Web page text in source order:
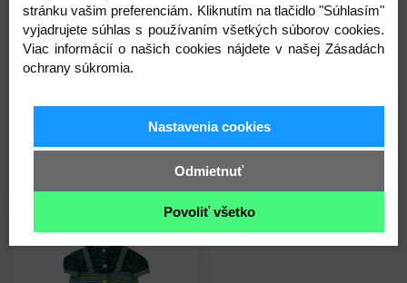
Rubens Barn - Fľaška a
cumlik - modrý
12,00 €
Rubens Barn - Pomôcky ku
19,00 €
stránku vašim preferenciám. Kliknutím na tlačidlo "Súhlasím"
vyjadrujete súhlas s používaním všetkých súborov cookies.
Viac informácií o našich cookies nájdete v našej Zásadách
ochrany súkromia.
Nastavenia cookies
Odmietnuť
Povoliť všetko